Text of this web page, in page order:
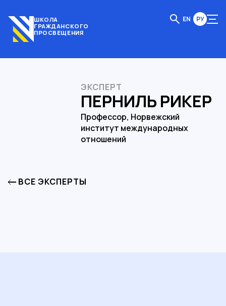
ШКОЛА
ГРАЖДАНСКОГО
ПРОСВЕЩЕНИЯ
EN РУ
ЭКСПЕРТ
ПЕРНИЛЬ РИКЕР
Профессор, Норвежский
институт международных
отношений
ВСЕ ЭКСПЕРТЫ